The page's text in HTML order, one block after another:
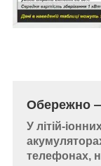
Обережно
У літій-
телефонах,